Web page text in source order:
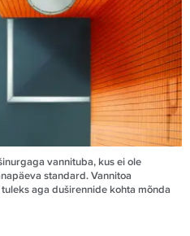
vannituba, kus ei ole
standard. Vannitoa
aga duširennide kohta mõnda